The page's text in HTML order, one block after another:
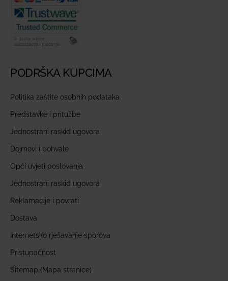
PODRŠKA KUPCIMA
Politika zaštite osobnih podataka
Predstavke i pritužbe
Jednostrani raskid ugovora
Dojmovi i pohvale
Opći uvjeti poslovanja
Jednostrani raskid ugovora
Reklamacije i povrati
Dostava
Internetsko rješavanje sporova
Pristupačnost
Sitemap (Mapa stranice)